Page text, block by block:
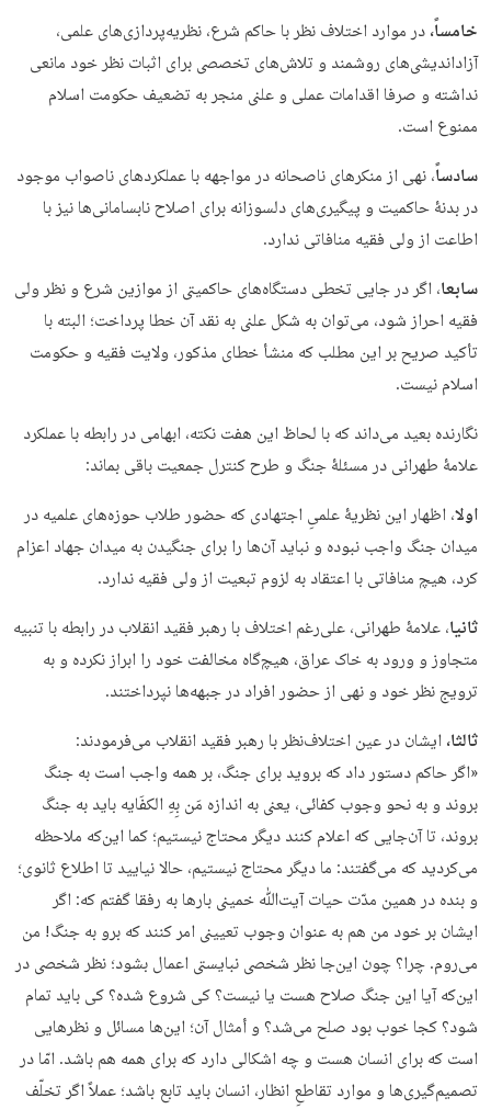
خامساً،در موارد اختلاف نظر با حاکم شرع، نظریه‌پردازی‌های علمی،
آزاداندیشی‌های روشمند و تلاش‌های تخصصی برای اثبات نظر خود مانعی
نداشته و صرفا اقدامات عملی و علنی منجر به تضعیف حکومت اسلام
ممنوع است.
سادساً، نهی از منکرهای ناصحانه در مواجهه با عملکردهای ناصواب موجود
در بدنۀ حاکمیت و پیگیری‌های دلسوزانه برای اصلاح نابسامانی‌ها نیز با
اطاعت از ولی فقیه منافاتی ندارد.
سابعا، اگر در جایی تخطی دستگاه‌های حاکمیتی از موازین شرع و نظر ولی
فقیه احراز شود، می‌توان به‌ شکل علنی به نقد آن خطا پرداخت؛ البته با
تأکید صریح بر این مطلب که منشأ خطای مذکور، ولایت فقیه و حکومت
اسلام نیست.
نگارنده بعید می‌داند که با لحاظ این هفت نکته، ابهامی در رابطه با عملکرد
علامۀ طهرانی در مسئلۀ جنگ و طرح کنترل جمعیت باقی بماند:
اولا، اظهار این نظریۀ علمیِ اجتهادی که حضور طلاب حوزه‌های علمیه در
میدان جنگ واجب نبوده و نباید آن‌ها را برای جنگیدن به میدان جهاد اعزام
کرد، هیچ منافاتی با اعتقاد به لزوم تبعیت از ولی فقیه ندارد.
ثانیا، علامۀ طهرانی، علی‌رغم اختلاف با رهبر فقید انقلاب در رابطه با تنبیه
متجاوز و ورود به خاک عراق، هیچ‌گاه مخالفت خود را ابراز نکرده و به
ترویج نظر خود و نهی از حضور افراد در جبهه‌ها نپرداختند.
ثالثا، ایشان در عین اختلاف‌نظر با رهبر فقید انقلاب می‌فرمودند:
«اگر حاکم دستور داد که بروید برای جنگ، بر همه واجب است به جنگ
بروند و به نحو وجوب کفائی، یعنی به اندازه مَن بِهِ الکفَایه باید به جنگ
بروند، تا آن‌جایی که اعلام کنند دیگر محتاج نیستیم؛ کما این‌که ملاحظه
می‌کردید که می‌گفتند: ما دیگر محتاج نیستیم، حالا نیایید تا اطلاع ثانوی؛
و بنده در همین مدّت حیات آیت‌ﷲ خمینی بارها به رفقا گفتم که: اگر
ایشان بر خود من هم به‌ عنوان وجوب تعیینی امر کنند که برو به جنگ! من
می‌روم. چرا؟ چون این‌جا نظر شخصی نبایستی اعمال بشود؛ نظر شخصی در
این‌که آیا این جنگ صلاح هست یا نیست؟ کی شروع شده؟ کی باید تمام
شود؟ کجا خوب بود صلح می‌شد؟ و أمثال آن؛ این‌ها مسائل و نظرهایی
است که برای انسان هست و چه اشکالی دارد که برای همه هم باشد. امّا در
تصمیم‌گیری‌ها و موارد تقاطعِ انظار، انسان باید تابع باشد؛ عملاً اگر تخلّف